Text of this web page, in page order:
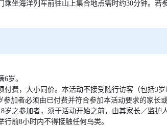
乘坐海洋列车前往山上集合地点需时约30分钟。
6岁。
付费，大小同价。本活动不接受随行访客（包括3岁
参加者必须由已付费并符合参加本活动要求的家长
岁之参加者，须于活动开始之前，由其家长／监护
行前8小时内不得接触任何鸟类。